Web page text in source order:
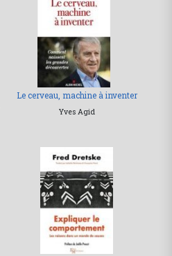
Le cerveau, machine à inventer
Yves Agid